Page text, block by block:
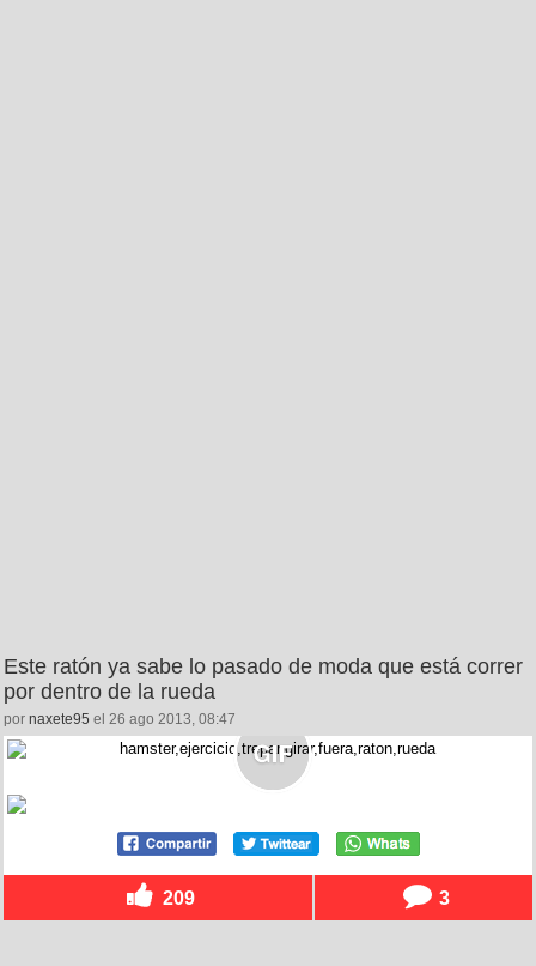
Este ratón ya sabe lo pasado de moda que está correr
por dentro de la rueda
por naxete95 el 26 ago 2013, 08:47
209 3